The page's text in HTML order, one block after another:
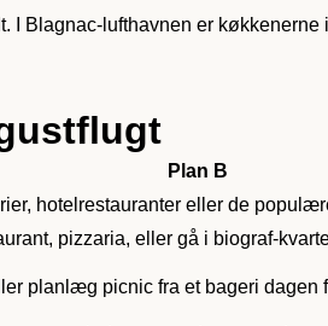
Blagnac-lufthavnen er køkkenerne
Plan B
hotelrestauranter eller de
pizzaria, eller gå i biograf-
planlæg picnic fra et bageri dagen